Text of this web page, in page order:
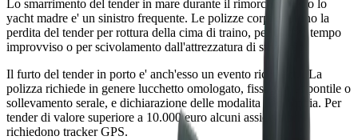
Lo smarrimento del tender in mare durante il rimorchio dietro lo
yacht madre e' un sinistro frequente. Le polizze corpi coprono la
perdita del tender per rottura della cima di traino, per cattivo tempo
improvviso o per scivolamento dall'attrezzatura di stivaggio.
Il furto del tender in porto e' anch'esso un evento ricorrente. La
polizza richiede in genere lucchetto omologato, fissaggio al pontile o
sollevamento serale, e dichiarazione delle modalita di custodia. Per
tender di valore superiore a 10.000 euro alcuni assicuratori
richiedono tracker GPS.